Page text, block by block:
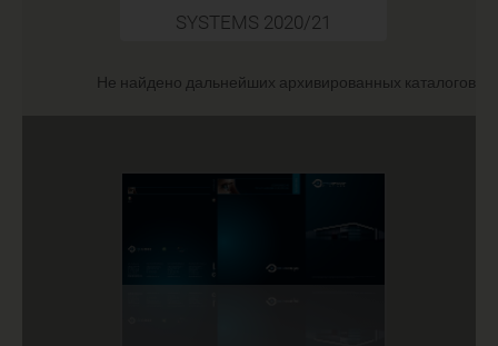
SYSTEMS 2020/21
Не найдено дальнейших архивированных каталогов